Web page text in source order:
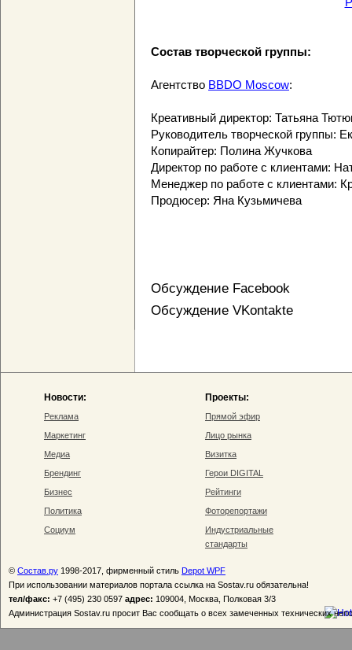
Состав творческой группы:
Агентство BBDO Moscow:
Креативный директор: Татьяна
Руководитель творческой группы:
Копирайтер: Полина Жучкова
Директор по работе с клиентами:
Менеджер по работе с клиентами:
Продюсер: Яна Кузьмичева
Обсуждение Facebook
Обсуждение VKontakte
Новости:
Реклама
Маркетинг
Медиа
Брендинг
Бизнес
Политика
Социум
Проекты:
Прямой эфир
Лицо рынка
Визитка
Герои DIGITAL
Рейтинги
Фоторепортажи
Индустриальные
стандарты
© Состав.ру 1998-2017, фирменный стиль Depot WPF
При использовании материалов портала ссылка на Sostav.ru обязательна!
тел/факс: +7 (495) 230 0597 адрес: 109004, Москва, Полковая 3/3
Администрация Sostav.ru просит Вас сообщать о всех замеченных технических